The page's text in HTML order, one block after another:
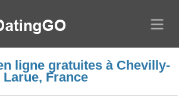
ligne gratuites à Chevilly-
Larue, France